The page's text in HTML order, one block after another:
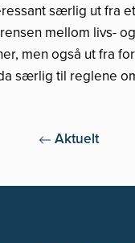
særlig ut fra
mellom livs- og
men også ut fra
særlig til reglene
Aktuelt